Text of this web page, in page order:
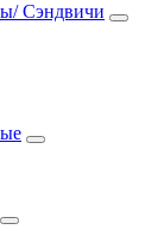
Сэндвичи